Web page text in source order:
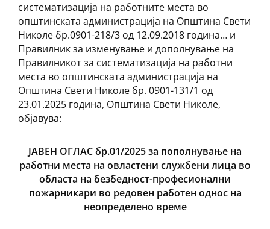
систематизација на работните места во
општинската администрација на Општина Свети
Николе бр.0901-218/3 од 12.09.2018 година… и
Правилник за изменување и дополнување на
Правилникот за систематизација на работни
места во општинската администрација на
Општина Свети Николе бр. 0901-131/1 од
23.01.2025 година, Oпштина Свети Николе,
објавува:
JАВЕН ОГЛАС бр.01/2025 за пополнување на
работни места на овластени службени лица во
областа на безбедност-професионални
пожарникари во редовен работен однос на
неопределено време